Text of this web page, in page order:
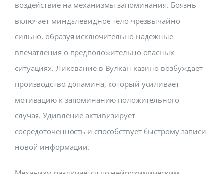
воздействие на механизмы запоминания. Боязнь
включает миндалевидное тело чрезвычайно
сильно, образуя исключительно надежные
впечатления о предположительно опасных
ситуациях. Ликование в Вулкан казино возбуждает
производство допамина, который усиливает
мотивацию к запоминанию положительного
случая. Удивление активизирует
сосредоточенность и способствует быстрому записи
новой информации.